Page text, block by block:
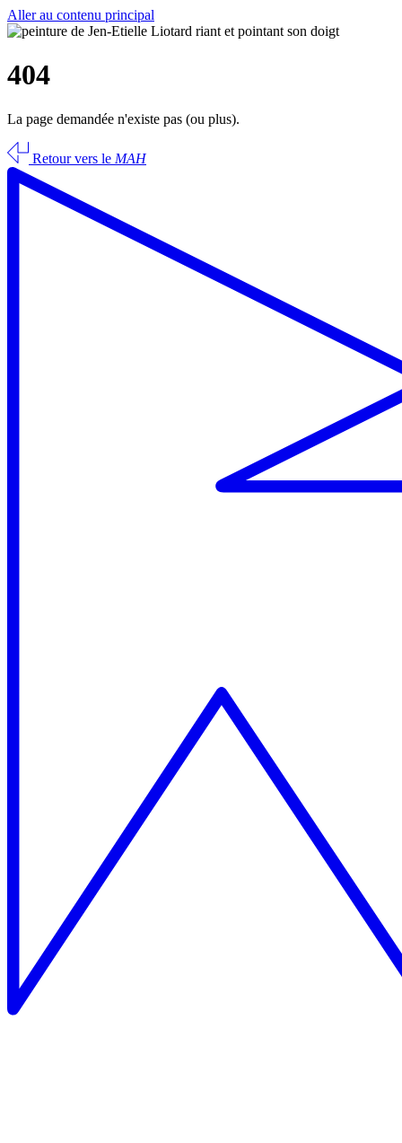
Aller au contenu principal
404
La page demandée n'existe pas (ou plus).
Retour vers le MAH